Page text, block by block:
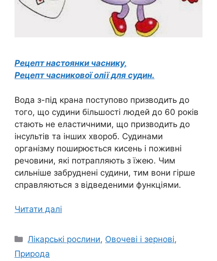
Рецепт настоянки часнику,
Рецепт часникової олії для судин.
Вода з-під крана поступово призводить до
того, що судини більшості людей до 60 років
стають не еластичними, що призводить до
інсультів та інших хвороб. Судинами
організму поширюється кисень і поживні
речовини, які потрапляють з їжею. Чим
сильніше забруднені судини, тим вони гірше
справляються з відведеними функціями.
Читати далі
Категорії
Лікарські рослини, Овочеві і зернові,
Природа